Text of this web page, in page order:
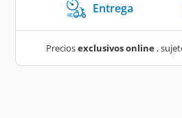
Entrega
Preciosexclusivos online,